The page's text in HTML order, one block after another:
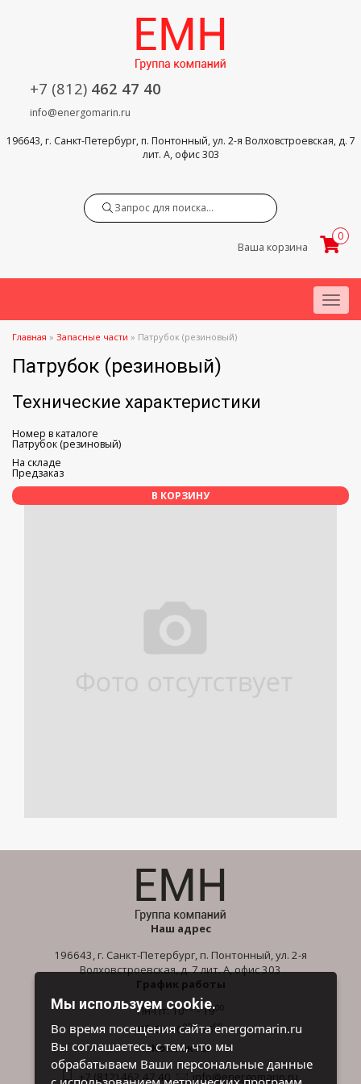
+7 (812) 462 47 40
info@energomarin.ru
196643, г. Санкт-Петербург, п. Понтонный, ул. 2-я Волховстроевская, д. 7
лит. А, офис 303
Ваша корзина
0
Menu
Главная » Запасные части » Патрубок (резиновый)
Патрубок (резиновый)
Технические характеристики
Номер в каталоге
Патрубок (резиновый)
На складе
Предзаказ
В КОРЗИНУ
Наш адрес
196643, г. Санкт-Петербург, п. Понтонный, ул. 2-я
Волховстроевская, д. 7 лит. А, офис 303
График работы
Пн-Пт: 1000- 1900
Сб-Вс: 1000- 1600
Контакты
+7 (812) 462 47 40 info@energomarin.ru
Мы используем cookie.
Во время посещения сайта energomarin.ru
Вы соглашаетесь с тем, что мы
обрабатываем Ваши персональные данные